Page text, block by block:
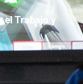
el Trabajo y